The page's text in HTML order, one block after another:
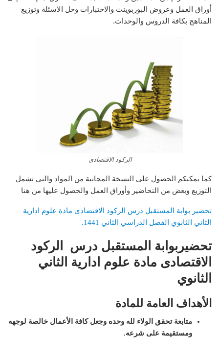
أوراق العمل وعروض البوربوينت والاختبارات وحل الاسئلة وتوزيع
المناهج بكافة الدروس والوحدات.
الركود الاقتصادى
كما يمكنكم الحصول على النسخة المجانية من المواد والتي تشمل
التوزيع وبعض من التحاضير وأوراق العمل والحصول عليها من هنا
تحضير بوابة المستقبل درس الركود الاقتصادى مادة علوم ادارية
الثاني الثانوي الفصل الدراسي الثاني 1441.
تحضيربوابة المستقبل درس الركود
الاقتصادى مادة علوم ادارية الثاني
الثانوي
الأهداف العامة للمادة
متابعة تحقق الولاء لله وحده وجعل كافة الأعمال خالصة لوجهه
ومستقيمة على شرعه.